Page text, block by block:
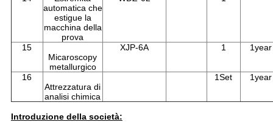
automatica che
estigue la
macchina della
prova
15
Micaroscopy
metallurgico
XJP-6A 1 1year
16
Attrezzatura di
analisi chimica
1Set 1year
Introduzione della società: